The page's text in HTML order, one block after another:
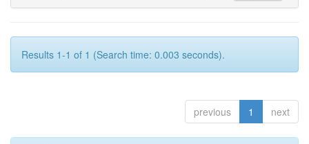
Results 1-1 of 1 (Search time: 0.003 seconds).
previous 1 next